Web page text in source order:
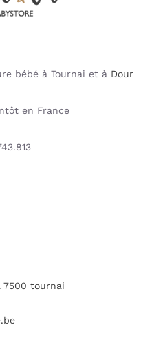
bébé à Tournai et à Dour
en France
7500 tournai